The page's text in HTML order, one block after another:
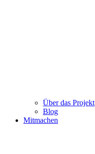
Über das Projekt
Blog
Mitmachen